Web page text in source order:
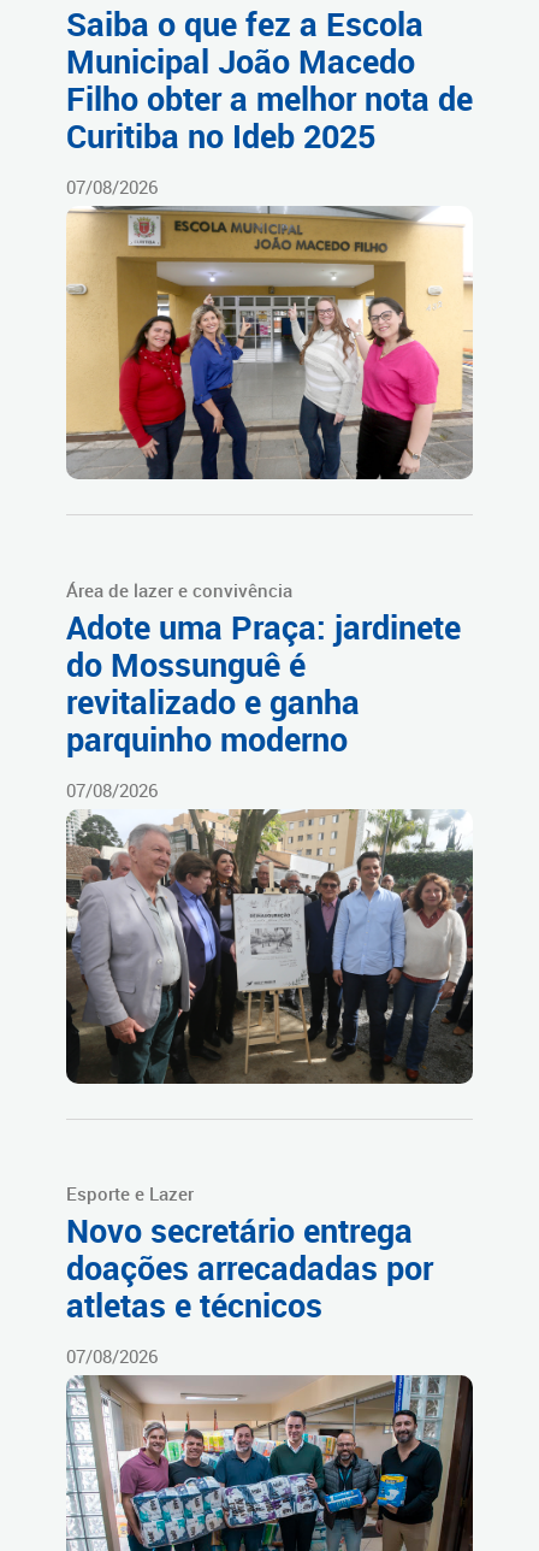
Saiba o que fez a Escola
Municipal João Macedo
Filho obter a melhor nota de
Curitiba no Ideb 2025
07/08/2026
Área de lazer e convivência
Adote uma Praça: jardinete
do Mossunguê é
revitalizado e ganha
parquinho moderno
07/08/2026
Esporte e Lazer
Novo secretário entrega
doações arrecadadas por
atletas e técnicos
07/08/2026